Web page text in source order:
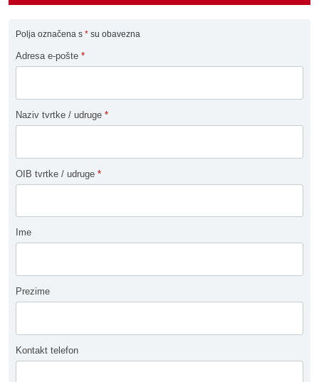
Polja označena s * su obavezna
Adresa e-pošte *
Naziv tvrtke / udruge *
OIB tvrtke / udruge *
Ime
Prezime
Kontakt telefon